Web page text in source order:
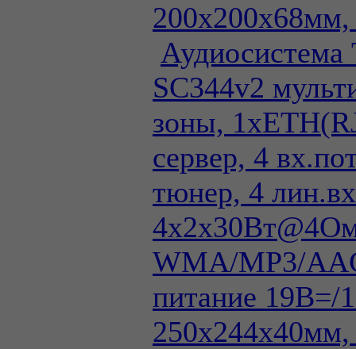
200х200х68мм,
SC344v2
зоны,
сервер, 4
тюнер, 4
WMA/MP3/
питание 19В=/
250х244х40мм,